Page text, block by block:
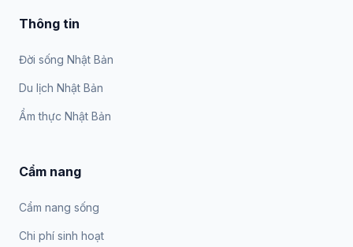
Thông tin
Đời sống Nhật Bản
Du lịch Nhật Bản
Ẩm thực Nhật Bản
Cẩm nang
Cẩm nang sống
Chi phí sinh hoạt